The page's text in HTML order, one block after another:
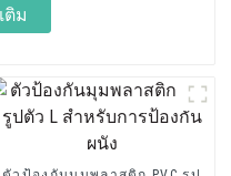
ติม